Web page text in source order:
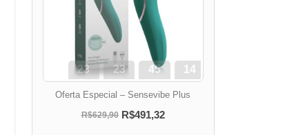
23
dias
23
hora
45
min
13
seg
Oferta Especial – Sensevibe Plus
R$629,90 R$491,32